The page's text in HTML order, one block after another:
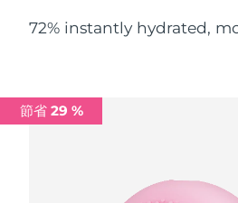
72% instantly hydrated,
節省 29 %